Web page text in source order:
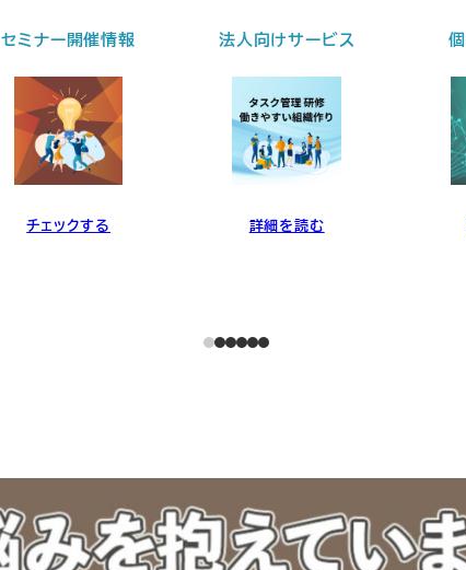
セミナー開催情報
チェックする
法人向けサービス
詳細を読む